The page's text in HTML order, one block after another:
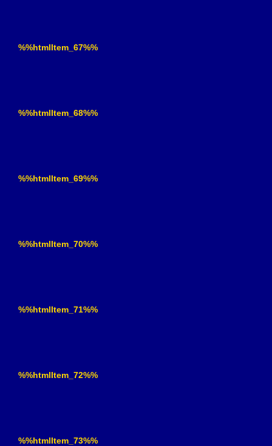
%%htmlItem_67%%
%%htmlItem_68%%
%%htmlItem_69%%
%%htmlItem_70%%
%%htmlItem_71%%
%%htmlItem_72%%
%%htmlItem_73%%